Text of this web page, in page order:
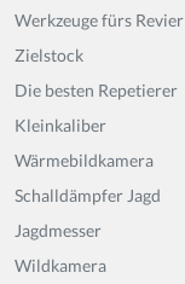
Werkzeuge fürs Revier
Zielstock
Die besten Repetierer
Kleinkaliber
Wärmebildkamera
Schalldämpfer Jagd
Jagdmesser
Wildkamera